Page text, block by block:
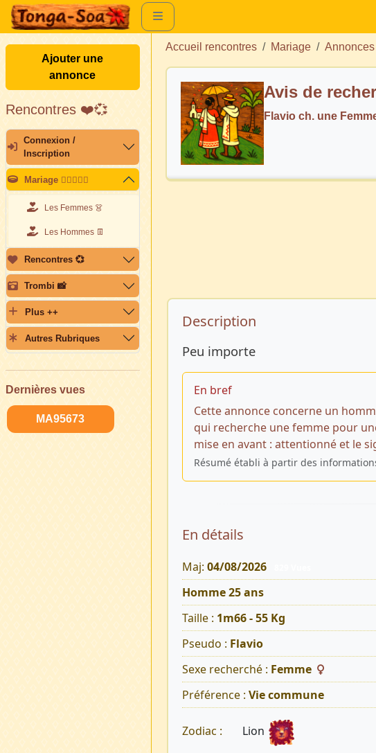
Ajouter une
annonce
Rencontres ❤️💞
Connexion /
Inscription
Mariage 👩🏽‍❤️‍👨🏽
Les Femmes 👗
Les Hommes 👖
Rencontres 💞
Trombi 📸
Plus ++
Autres Rubriques
Dernières vues
MA95673
Accueil rencontres Mariage
Avis de
Flavio ch. une
Description de
Description
Peu importe
En bref
Cette annonce concerne un
qui recherche une femme pour
mise en avant : attentionné et le
Résumé établi à partir des
En détails
Maj: 04/08/2026
Homme 25 ans
Taille : 1m66 - 55 Kg
Pseudo : Flavio
Sexe recherché : Femme
Préférence : Vie commune
Zodiac : Lion